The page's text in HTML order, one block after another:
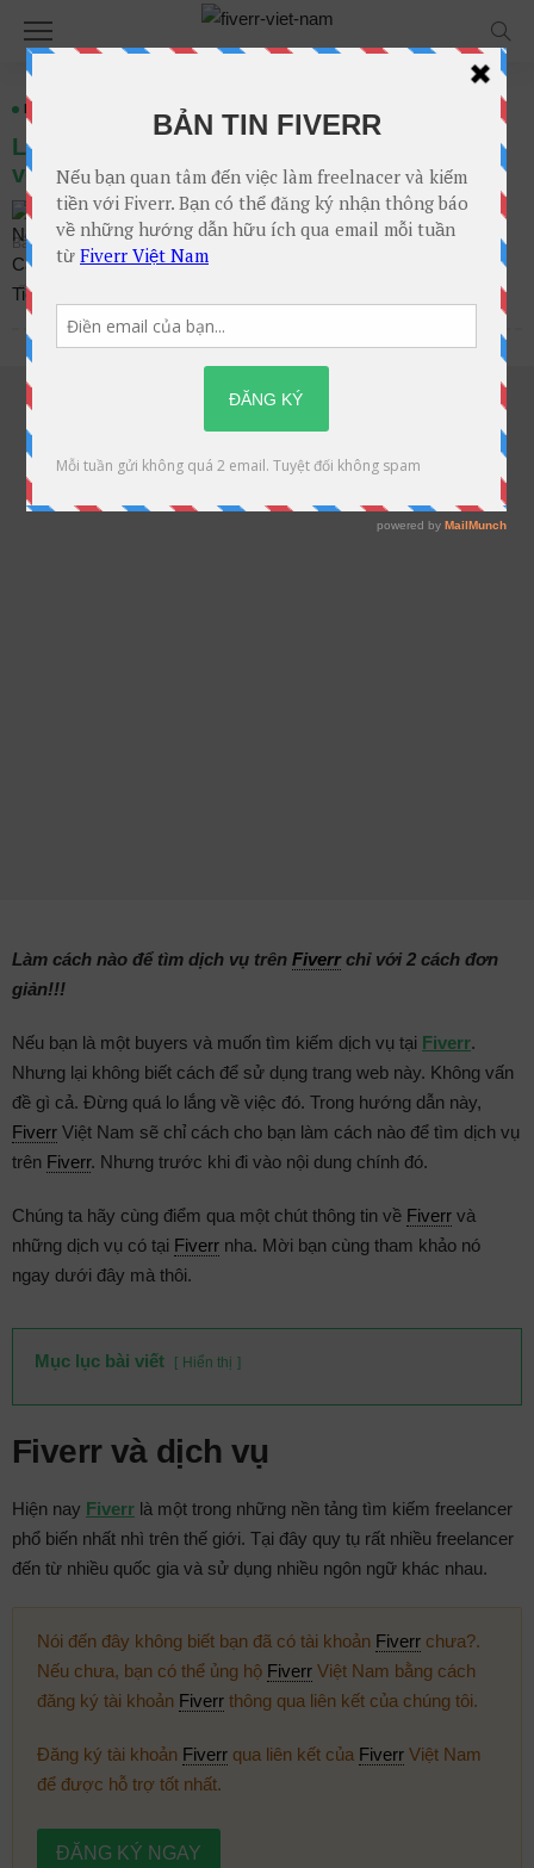
HƯỚNG DẪN BUYERS
Làm cách nào để tìm dịch vụ trên Fiverr chỉ
với 2 cách đơn giản
Nguyễn Cao Tiến
Không Bình Luận
Bài viết trên
Th3. 05, 2019 tại 1:00 chiều
Làm cách nào để tìm dịch vụ trên Fiverrchỉ với 2 cách đơn
giản!!!
Nếu bạn là một buyers và muốn tìm kiếm dịch vụ tại Fiverr.
Nhưng lại không biết cách để sử dụng trang web này. Không vấn
đề gì cả. Đừng quá lo lắng về việc đó. Trong hướng dẫn này,
Fiverr Việt Nam sẽ chỉ cách cho bạn làm cách nào để tìm dịch vụ
trên Fiverr. Nhưng trước khi đi vào nội dung chính đó.
Chúng ta hãy cùng điểm qua một chút thông tin về Fiverr và
những dịch vụ có tại Fiverr nha. Mời bạn cùng tham khảo nó
ngay dưới đây mà thôi.
Mục lục bài viết Hiển thị
Fiverr và dịch vụ
Hiện nay Fiverr là một trong những nền tảng tìm kiếm freelancer
phổ biến nhất nhì trên thế giới. Tại đây quy tụ rất nhiều freelancer
đến từ nhiều quốc gia và sử dụng nhiều ngôn ngữ khác nhau.
Nói đến đây không biết bạn đã có tài khoản Fiverr chưa?.
Nếu chưa, bạn có thể ủng hộ Fiverr Việt Nam bằng cách
đăng ký tài khoản Fiverr thông qua liên kết của chúng tôi.
Đăng ký tài khoản Fiverr qua liên kết của Fiverr Việt Nam
để được hỗ trợ tốt nhất.
ĐĂNG KÝ NGAY